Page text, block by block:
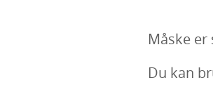
Måske
Du kan